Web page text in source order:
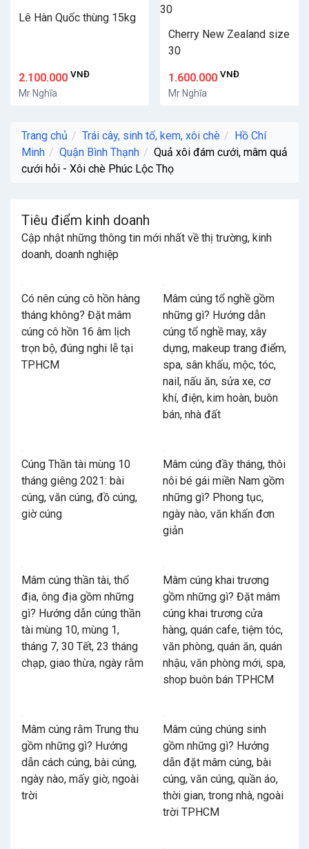
Lê Hàn Quốc thùng 15kg
2.100.000 VNĐ
Mr Nghĩa
Cherry New Zealand size
30
1.600.000 VNĐ
Mr Nghĩa
Trang chủ Trái cây, sinh tố, kem, xôi chè
Hồ Chí
Minh
Quận Bình Thạnh
Quả xôi đám cưới, mâm quả
cưới hỏi - Xôi chè Phúc Lộc Thọ
Tiêu điểm kinh doanh
Cập nhật những thông tin mới nhất về thị trường, kinh
doanh, doanh nghiệp
Có nên cúng cô hồn hàng
tháng không? Đặt mâm
cúng cô hồn 16 âm lịch
trọn bộ, đúng nghi lễ tại
TPHCM
Mâm cúng tổ nghề gồm
những gì? Hướng dẫn
cúng tổ nghề may, xây
dựng, makeup trang điểm,
spa, sân khấu, mộc, tóc,
nail, nấu ăn, sửa xe, cơ
khí, điện, kim hoàn, buôn
bán, nhà đất
Cúng Thần tài mùng 10
tháng giêng 2021: bài
cúng, văn cúng, đồ cúng,
giờ cúng
Mâm cúng đầy tháng, thôi
nôi bé gái miền Nam gồm
những gì? Phong tục,
ngày nào, văn khấn đơn
giản
Mâm cúng thần tài, thổ
địa, ông địa gồm những
gì? Hướng dẫn cúng thần
tài mùng 10, mùng 1,
tháng 7, 30 Tết, 23 tháng
chạp, giao thừa, ngày rằm
Mâm cúng khai trương
gồm những gì? Đặt mâm
cúng khai trương cửa
hàng, quán cafe, tiệm tóc,
văn phòng, quán ăn, quán
nhậu, văn phòng mới, spa,
shop buôn bán TPHCM
Mâm cúng rằm Trung thu
gồm những gì? Hướng
dẫn cách cúng, bài cúng,
ngày nào, mấy giờ, ngoài
trời
Mâm cúng chúng sinh
gồm những gì? Hướng
dẫn đặt mâm cúng, bài
cúng, văn cúng, quần áo,
thời gian, trong nhà, ngoài
trời TPHCM